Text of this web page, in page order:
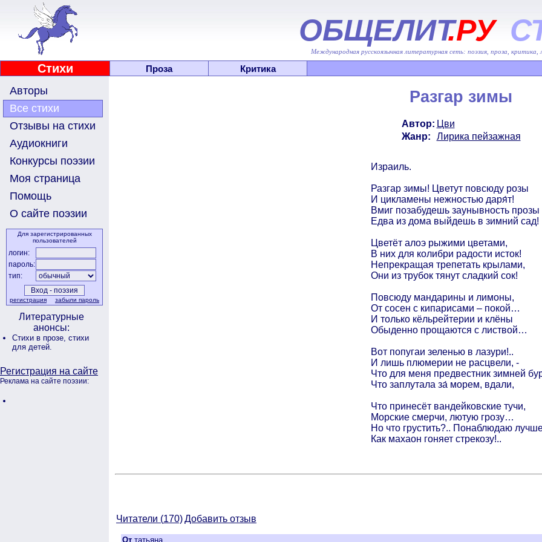
ОБЩЕЛИТ.РУ
Международная русскоязычная литературная сеть: поэзия, проза, критика,
Стихи Проза Критика
Авторы
Все стихи
Отзывы на стихи
Аудиокниги
Конкурсы поэзии
Моя страница
Помощь
О сайте поэзии
Для зарегистрированных
пользователей
логин:
пароль:
тип:
регистрация забыли пароль
Литературные
анонсы:
Стихи в прозе, стихи
для детей.
Регистрация на сайте
Реклама на сайте поэзии:
Разгар зимы
Автор: Цви
Жанр:
Лирика пейзажная
Израиль.
Разгар зимы! Цветут повсюду розы
И цикламены нежностью даря́т!
Вмиг позабудешь заунывность прозы
Едва из дома выйдешь в зимний сад!
Цветёт алоэ рыжими цветами,
В них для колибри радости исток!
Непрекращая трепетать крылами,
Они из трубок тянут сладкий сок!
Повсюду мандарины и лимоны,
От сосен с кипарисами – покой…
И только кёльрейтерии и клёны
Обыденно прощаются с листвой…
Вот попугаи зеленью в лазури!..
И лишь плюмерии не расцвели, -
Что для меня предвестник зимней
Что заплутала за́ морем, вдали,
Что принесёт вандейковские тучи,
Морские смерчи, лютую грозу…
Но что грустить?.. Понаблюдаю
Как махаон гоняет стрекозу!..
Читатели (170)Добавить отзыв
От татьяна